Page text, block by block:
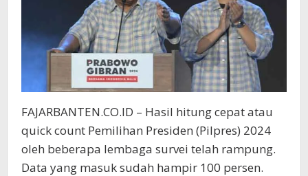
FAJARBANTEN.CO.ID – Hasil hitung cepat atau
quick count Pemilihan Presiden (Pilpres) 2024
oleh beberapa lembaga survei telah rampung.
Data yang masuk sudah hampir 100 persen.